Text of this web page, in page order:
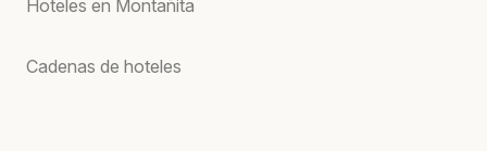
Hoteles en Montañita
Cadenas de hoteles